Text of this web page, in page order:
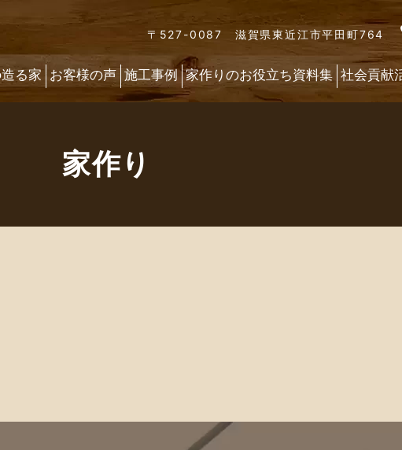
〒527-0087 滋賀県東近江市平田町764
る家 お客様の声 施工事例 家作りのお役立ち資料集 社会貢献
家作り